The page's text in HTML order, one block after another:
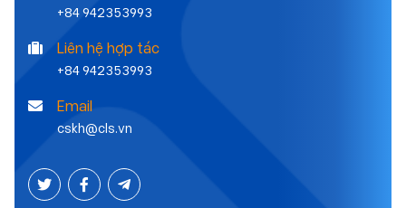
+84 942353993
Liên hệ hợp tác
+84 942353993
Email
cskh@cls.vn